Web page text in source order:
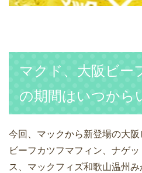
マクド、大阪ビー
の期間はいつから
今回、マックから新登場の大
ビーフカツフマフィン、ナゲ
ス、マックフィズ和歌山温州